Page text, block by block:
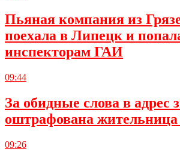
Пьяная компания из
поехала в Липецк и
инспекторам ГАИ
09:44
За обидные слова в адрес
оштрафована жительница
09:26